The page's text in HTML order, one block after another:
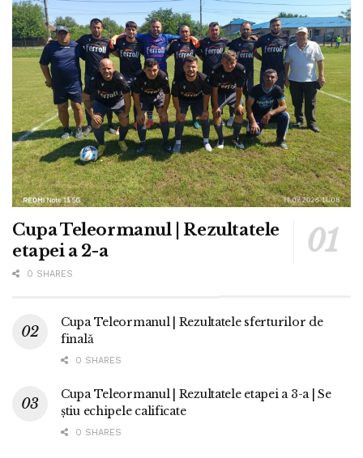
Cupa Teleormanul | Rezultatele
etapei a 2-a
0 SHARES
Cupa Teleormanul | Rezultatele sferturilor de
finală
0 SHARES
Cupa Teleormanul | Rezultatele etapei a 3-a | Se
știu echipele calificate
0 SHARES